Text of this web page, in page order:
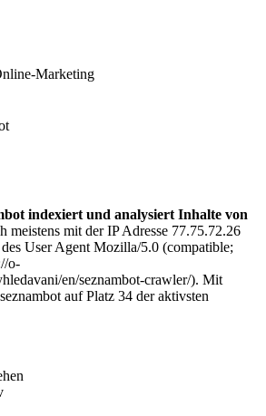
Marketing
indexiert und analysiert Inhalte von
meistens mit der IP Adresse 77.75.72.26
User Agent Mozilla/5.0 (compatible;
o-
en/seznambot-crawler/). Mit
auf Platz 34 der aktivsten